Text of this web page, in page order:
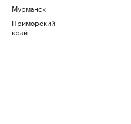
Мурманск
Приморский
край